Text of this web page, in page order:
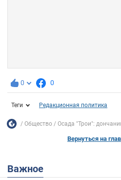
0 0
Теги Редакционная политика
Общество Осада "Трои":
Вернуться на
Важное